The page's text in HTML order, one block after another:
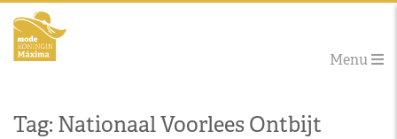
Menu
Tag: Nationaal Voorlees Ontbijt